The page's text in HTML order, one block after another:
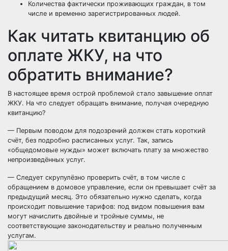
Количества фактически проживающих граждан, в том
числе и временно зарегистрированных людей.
Как читать квитанцию об
оплате ЖКУ, на что
обратить внимание?
В настоящее время острой проблемой стало завышение оплат
ЖКУ. На что следует обращать внимание, получая очередную
квитанцию?
— Первым поводом для подозрений должен стать короткий
счёт, без подробно расписанных услуг. Так, запись
«общедомовые нужды» может включать плату за множество
непроизведённых услуг.
— Следует скрупулёзно проверить счёт, в том числе с
обращением в домовое управление, если он превышает счёт за
предыдущий месяц. Это обязательно нужно сделать, когда
происходит повышение тарифов: под видом повышения вам
могут начислить двойные и тройные суммы, не
соответствующие законодательству и реально полученным
услугам.